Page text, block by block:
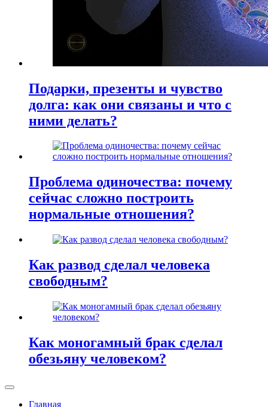
Подарки, презенты и чувство
долга: как они связаны и что с
ними делать?
Проблема одиночества: почему
сейчас сложно построить
нормальные отношения?
Как развод сделал человека
свободным?
Как моногамный брак сделал
обезьяну человеком?
Главная